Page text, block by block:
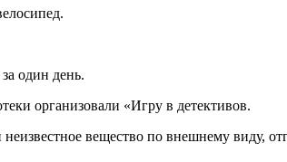
один день.
организовали «Игру в детективов.
вещество по внешнему виду,